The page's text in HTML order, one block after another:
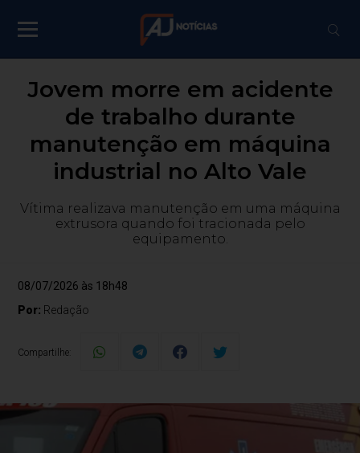
Jovem morre em acidente
de trabalho durante
manutenção em máquina
industrial no Alto Vale
Vítima realizava manutenção em uma máquina
extrusora quando foi tracionada pelo
equipamento.
08/07/2026 às 18h48
Por: Redação
Compartilhe: